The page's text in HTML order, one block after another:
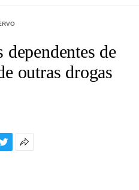
de
outras drogas